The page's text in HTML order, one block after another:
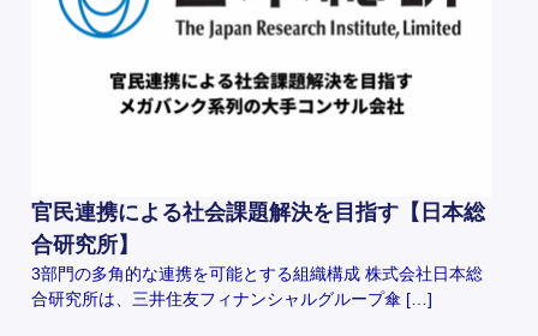
官民連携による社会課題解決を目指す【日本総
合研究所】
3部門の多角的な連携を可能とする組織構成 株式会社日本総
合研究所は、三井住友フィナンシャルグループ傘 […]